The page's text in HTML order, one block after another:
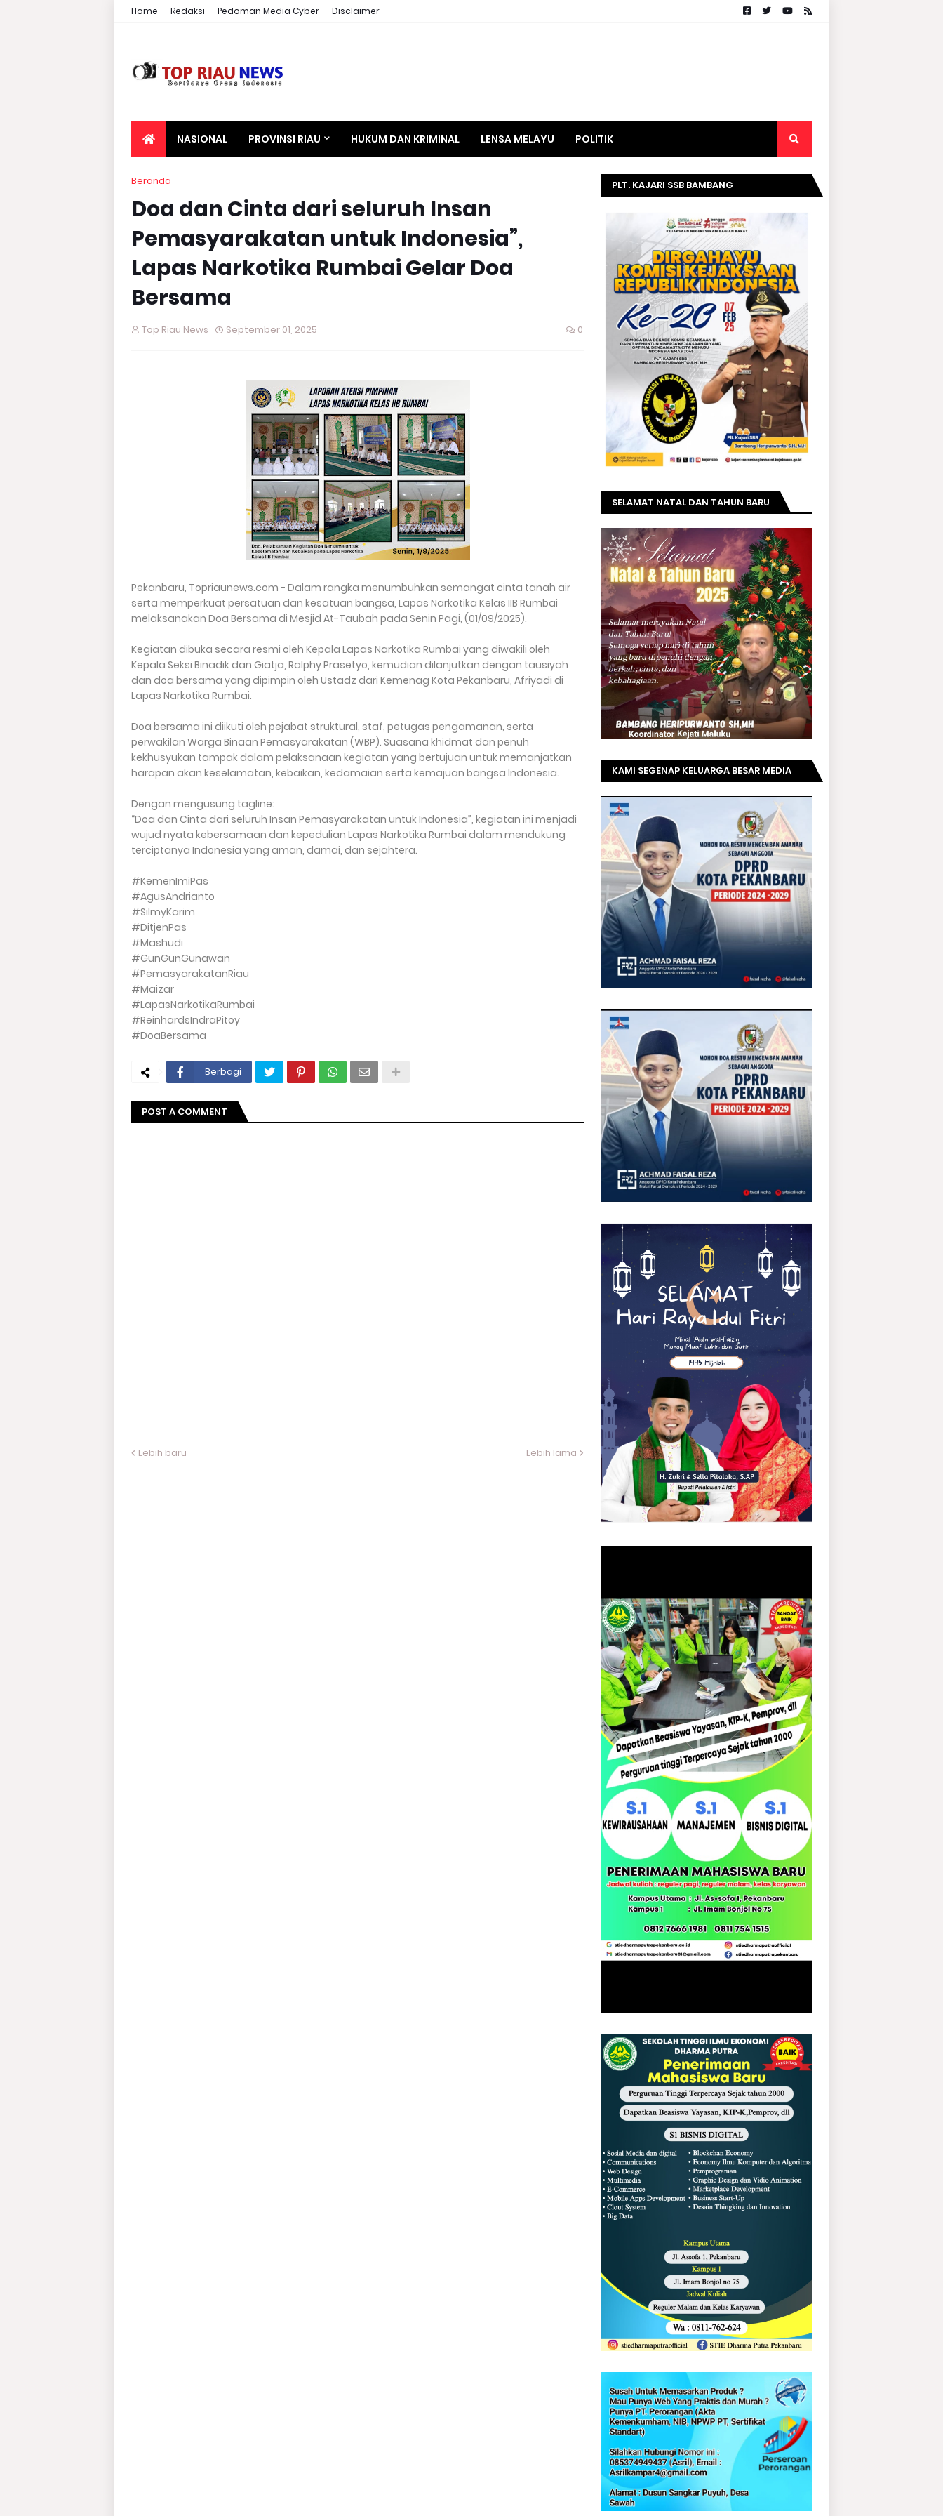
Home Redaksi Pedoman Media Cyber Disclaimer
NASIONAL PROVINSI RIAU HUKUM DAN KRIMINAL LENSA MELAYU POLITIK
Beranda
Doa dan Cinta dari seluruh Insan
Pemasyarakatan untuk Indonesia”,
Lapas Narkotika Rumbai Gelar Doa
Bersama
Top Riau News September 01, 2025 0
Pekanbaru, Topriaunews.com - Dalam rangka menumbuhkan semangat cinta tanah air
serta memperkuat persatuan dan kesatuan bangsa, Lapas Narkotika Kelas IIB Rumbai
melaksanakan Doa Bersama di Mesjid At-Taubah pada Senin Pagi, (01/09/2025).
Kegiatan dibuka secara resmi oleh Kepala Lapas Narkotika Rumbai yang diwakili oleh
Kepala Seksi Binadik dan Giatja, Ralphy Prasetyo, kemudian dilanjutkan dengan tausiyah
dan doa bersama yang dipimpin oleh Ustadz dari Kemenag Kota Pekanbaru, Afriyadi di
Lapas Narkotika Rumbai.
Doa bersama ini diikuti oleh pejabat struktural, staf, petugas pengamanan, serta
perwakilan Warga Binaan Pemasyarakatan (WBP). Suasana khidmat dan penuh
kekhusyukan tampak dalam pelaksanaan kegiatan yang bertujuan untuk memanjatkan
harapan akan keselamatan, kebaikan, kedamaian serta kemajuan bangsa Indonesia.
Dengan mengusung tagline:
“Doa dan Cinta dari seluruh Insan Pemasyarakatan untuk Indonesia”, kegiatan ini menjadi
wujud nyata kebersamaan dan kepedulian Lapas Narkotika Rumbai dalam mendukung
terciptanya Indonesia yang aman, damai, dan sejahtera.
#KemenImiPas
#AgusAndrianto
#SilmyKarim
#DitjenPas
#Mashudi
#GunGunGunawan
#PemasyarakatanRiau
#Maizar
#LapasNarkotikaRumbai
#ReinhardsIndraPitoy
#DoaBersama
Berbagi
POST A COMMENT
Lebih baru Lebih lama
PLT. KAJARI SSB BAMBANG
SELAMAT DIRGAHAYU KOMISI
KEJAKSAAN RI KE- 20 TAHUN.
SELAMAT NATAL DAN TAHUN BARU
KAMI SEGENAP KELUARGA BESAR MEDIA
SELAMAT KEPADA BAPAK ACHMAD FAISAL
REZ